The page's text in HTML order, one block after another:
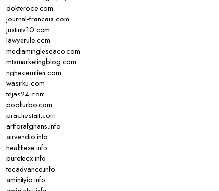
dokteroce.com
journal-francais.com
justintv10.com
lawyerule.com
mediamingleseaco.com
mtsmarketingblog.com
nghekiemtien.com
wasirku.com
tejas24.com
poolturbo.com
prachestait.com
artforafghans.info
airvendio.info
healthexe.info
puretecx.info
tecadvance.info
aminityio.info